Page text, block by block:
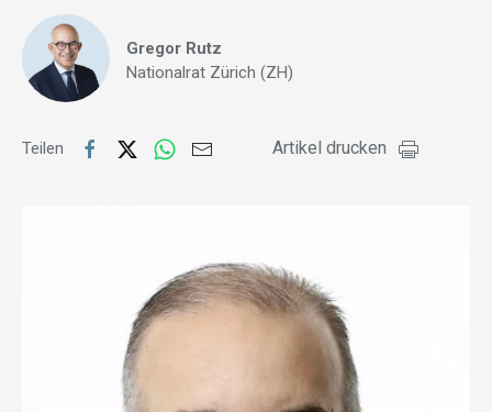
Gregor Rutz
Nationalrat Zürich (ZH)
Teilen Artikel drucken